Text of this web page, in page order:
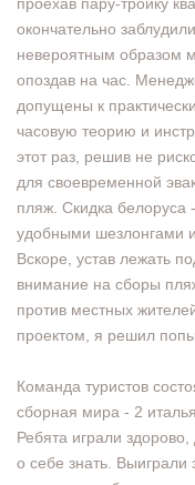
окончательно
невероятным образом
опоздав на час.
допущены к
часовую теорию и
этот раз, решив не
для своевременной
пляж. Скидка белоруса
удобными шезлонгами
Вскоре, устав лежать
внимание на сборы
против местных
проектом, я решил
Команда туристов
сборная мира - 2
Ребята играли
о себе знать. Выиграли